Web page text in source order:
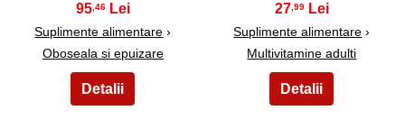
95,46
Suplimente alimentare ›
Oboseala si epuizare
27,99
Suplimente alimentare ›
Multivitamine adulti